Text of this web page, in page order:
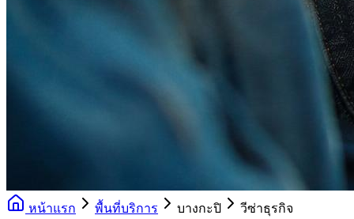
หน้าแรก พื้นที่บริการ บางกะปิ
วีซ่าธุรกิจ